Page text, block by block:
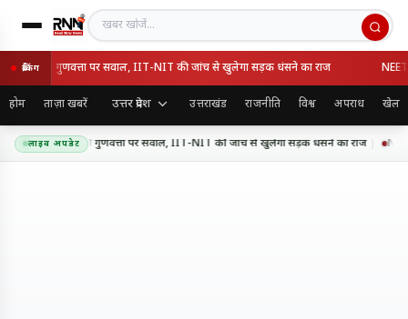
खबर खोजें
ब्रेकिंगकी गुणवत्ता पर सवाल, IIT-NIT की जांच से खुलेगा सड़क धंसने का राज
होम ताज़ा खबरें उत्तर प्रदेश उत्तराखंड राजनीति विश्व अपराध खेल
लाइव अपडेट
एक्सप्रेसवे की गुणवत्ता पर सवाल, IIT-NIT की जांच से खुलेगा सड़क धंसने का राज